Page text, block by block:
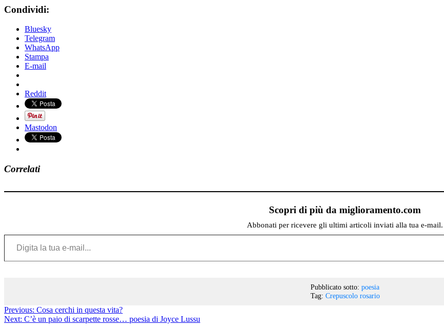
Condividi:
Bluesky
Telegram
WhatsApp
Stampa
E-mail
Reddit
Mastodon
Correlati
Scopri di più da miglioramento.com
Abbonati per ricevere gli ultimi articoli inviati alla tua e-mail.
Digita la tua e-mail...
Pubblicato sotto: poesia
Tag: Crepuscolo rosario
Previous: Cosa cerchi in questa vita?
Next: C’è un paio di scarpette rosse… poesia di Joyce Lussu